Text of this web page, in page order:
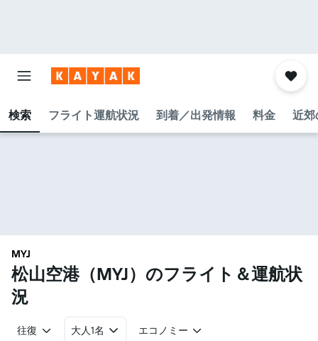
検索 フライト運航状況 到着／出発情報 料金 近郊
MYJ
松山空港​（MYJ​）のフライト＆運航状
況
往復 大人1名 エコノミー